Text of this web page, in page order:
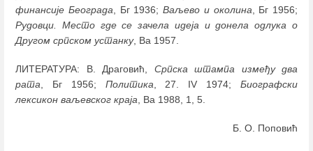
финансије Београда , Бг 1936; Ваљево и околина , Бг 1956;
Рудовци. Место где се зачела идеја и донела одлука о
Другом српском устанку, Ва 1957.
ЛИТЕРАТУРА: В. Драговић, Српска штампа између два
рата , Бг 1956; Политика , 27. IV 1974;Биографски
лексикон ваљевског краја , Ва 1988, 1, 5.
Б. О. Поповић